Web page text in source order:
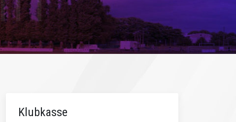
Klubkasse